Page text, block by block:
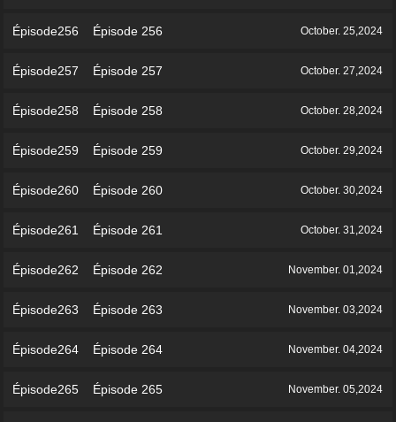
Épisode256 Épisode 256 October. 25,2024
Épisode257 Épisode 257 October. 27,2024
Épisode258 Épisode 258 October. 28,2024
Épisode259 Épisode 259 October. 29,2024
Épisode260 Épisode 260 October. 30,2024
Épisode261 Épisode 261 October. 31,2024
Épisode262 Épisode 262 November. 01,2024
Épisode263 Épisode 263 November. 03,2024
Épisode264 Épisode 264 November. 04,2024
Épisode265 Épisode 265 November. 05,2024